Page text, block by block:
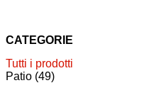
CATEGORIE
Tutti i prodotti
Patio (49)